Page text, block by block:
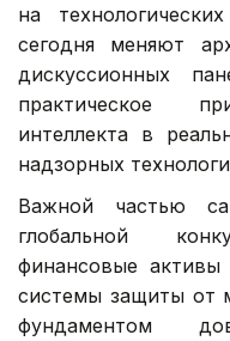
на
сегодня меняют
дискуссионных
практическое
интеллекта в
надзорных
Важной частью
глобальной
финансовые активы
системы защиты от
фундаментом